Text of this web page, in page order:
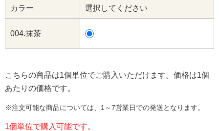
カラー 選択してください
004.抹茶
こちらの商品は1個単位でご購入いただけます。価格は1個
あたりの価格です。
※注文可能な商品については、1～7営業日での発送となります。
1個単位で購入可能です。